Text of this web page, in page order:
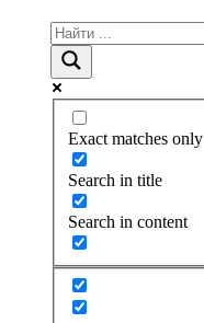
Exact matches only
Search in title
Search in content